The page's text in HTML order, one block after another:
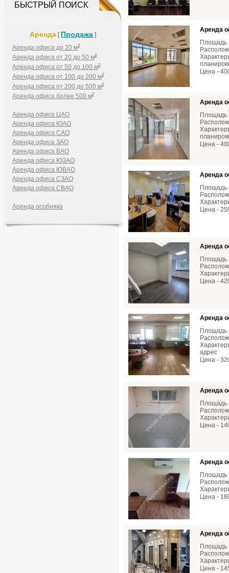
БЫСТРЫЙ ПОИСК
Аренда [ Продажа ]
Аренда офиса до 20 м2
Аренда офиса от 20 до 50 м2
Аренда офиса от 50 до 100 м2
Аренда офиса от 100 до 200 м2
Аренда офиса от 200 до 500 м2
Аренда офиса более 500 м2
Аренда офиса ЦАО
Аренда офиса ЮАО
Аренда офиса САО
Аренда офиса ЗАО
Аренда офиса ВАО
Аренда офиса ЮЗАО
Аренда офиса ЮВАО
Аренда офиса СЗАО
Аренда офиса СВАО
Аренда особняка
Аренда
Площадь
Цена -
Аренда
Площадь
Цена -
Аренда
Площадь
Цена -
Аренда
Площадь
Цена -
Аренда
Площадь
адрес
Цена -
Аренда
Площадь
Цена -
Аренда
Площадь
Цена -
Аренда
Площадь
Цена -